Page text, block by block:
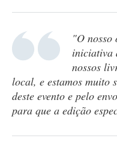
"O nosso
iniciativa
nossos
local, e estamos muito
deste evento e pelo
para que a edição